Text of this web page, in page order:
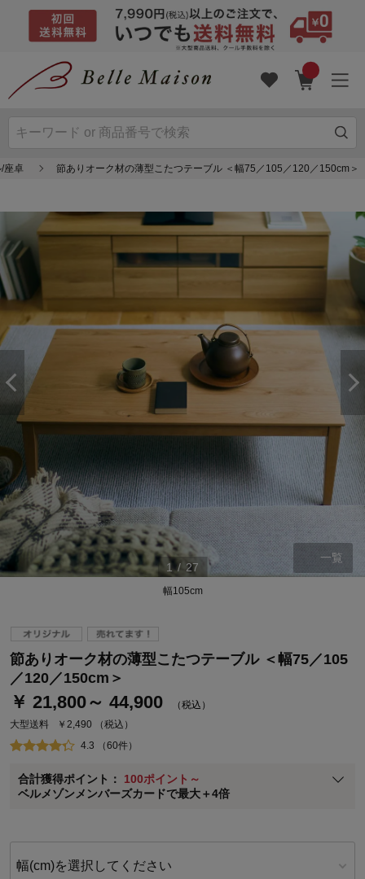
座卓 節ありオーク材の薄型こたつテーブル ＜幅75／105／120／150cm＞
幅105cm
1 / 27
一覧
節ありオーク材の薄型こたつテーブル ＜幅75／105
／120／150cm＞
￥ 21,800～ 44,900
（税込）
大型送料
￥2,490
（税込）
4.3 （60件）
合計獲得ポイント： 100ポイント～
ベルメゾンメンバーズカードで最大＋4倍
さらにポイント還元最大16倍！
ベルメゾンご優待サービスについて
ベルメゾン・ポイントについて
即時入会なら更に500円OFFクーポンプレゼント
※メンバーズカードの加算ポイントはステージ倍率適用前の基本ポイント
に対して適用されます。
幅(cm)を選択してください